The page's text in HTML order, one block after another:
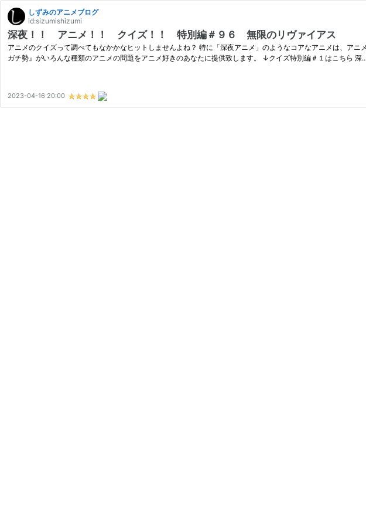
しずみのアニメブログ
id:sizumishizumi
深夜！！ アニメ！！ クイズ！！ 特別編＃９６ 無限のリヴァイアス
アニメのクイズって調べてもなかかなヒットしませんよね？ 特に「深夜アニメ」のようなコアなアニメは、
ガチ勢』がいろんな種類のアニメの問題をアニメ好きのあなたに提供致します。 ↓クイズ特別編＃１はこちら 深
2023-04-16 20:00